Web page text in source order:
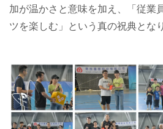
加が温かさと意味を加え、「従業
ツを楽しむ」という真の祝典とな